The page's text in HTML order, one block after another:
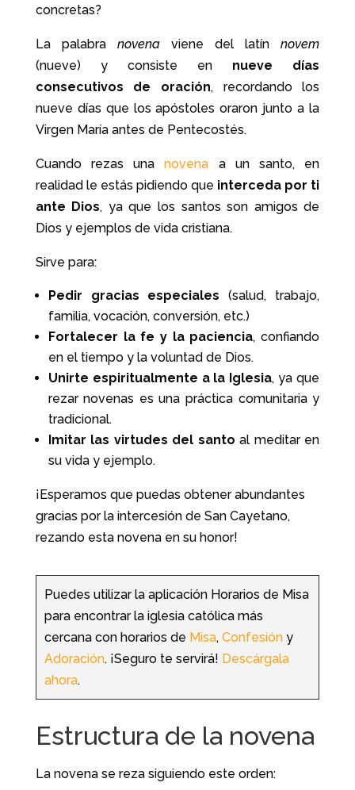
concretas?
La palabra novenaviene del latínnovem
(nueve) y consiste en nueve días
consecutivos de oración, recordando los
nueve días que los apóstoles oraron junto a la
Virgen María antes de Pentecostés.
Cuando rezas unanovena a un santo, en
realidad le estás pidiendo que interceda por ti
ante Dios, ya que los santos son amigos de
Dios y ejemplos de vida cristiana.
Sirve para:
Pedir gracias especiales (salud, trabajo,
familia, vocación, conversión, etc.)
Fortalecer la fe y la paciencia, confiando
en el tiempo y la voluntad de Dios.
Unirte espiritualmente a la Iglesia, ya que
rezar novenas es una práctica comunitaria y
tradicional.
Imitar las virtudes del santo al meditar en
su vida y ejemplo.
¡Esperamos que puedas obtener abundantes
gracias por la intercesión de San Cayetano,
rezando esta novena en su honor!
Puedes utilizar la aplicación Horarios de Misa
para encontrar la iglesia católica más
cercana con horarios de Misa, Confesióny
Adoración. ¡Seguro te servirá! Descárgala
ahora.
Estructura de la novena
La novena se reza siguiendo este orden: